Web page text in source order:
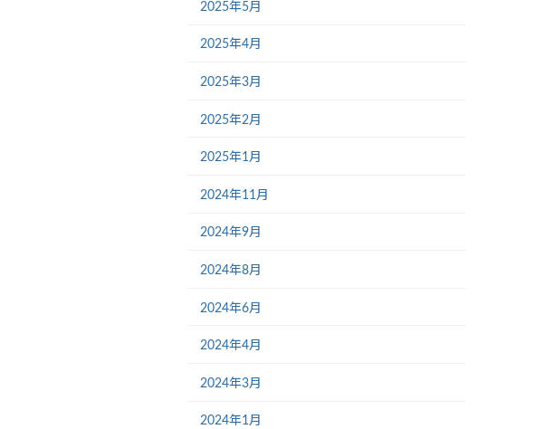
2025年5月
2025年4月
2025年3月
2025年2月
2025年1月
2024年11月
2024年9月
2024年8月
2024年6月
2024年4月
2024年3月
2024年1月